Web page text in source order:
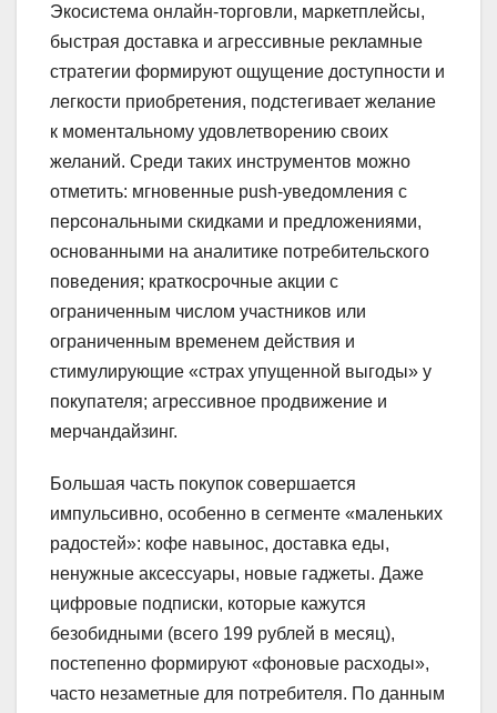
Экосистема онлайн-торговли, маркетплейсы,
быстрая доставка и агрессивные рекламные
стратегии формируют ощущение доступности и
легкости приобретения, подстегивает желание
к моментальному удовлетворению своих
желаний. Среди таких инструментов можно
отметить: мгновенные push-уведомления с
персональными скидками и предложениями,
основанными на аналитике потребительского
поведения; краткосрочные акции с
ограниченным числом участников или
ограниченным временем действия и
стимулирующие «страх упущенной выгоды» у
покупателя; агрессивное продвижение и
мерчандайзинг.
Большая часть покупок совершается
импульсивно, особенно в сегменте «маленьких
радостей»: кофе навынос, доставка еды,
ненужные аксессуары, новые гаджеты. Даже
цифровые подписки, которые кажутся
безобидными (всего 199 рублей в месяц),
постепенно формируют «фоновые расходы»,
часто незаметные для потребителя. По данным